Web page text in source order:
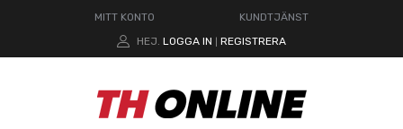
MITT KONTO
KUNDTJÄNST
HEJ. LOGGA IN REGISTRERA